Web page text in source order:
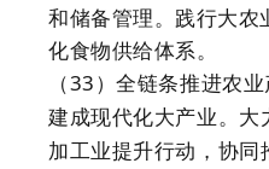
和储备管理。践行大
化食物供给体系。
（33）全链条推进农
建成现代化大产业。
加工业提升行动，协